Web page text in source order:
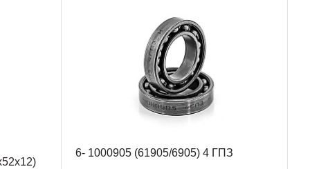
6- 1000905 (61905/6905) 4 ГПЗ